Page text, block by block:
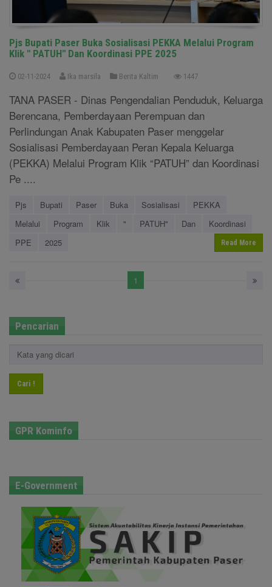
Pjs Bupati Paser Buka Sosialisasi PEKKA Melalui Program
Klik " PATUH" Dan Koordinasi PPE 2025
02-11-2024 Ika marsila Berita Kaltim 1447
TANA PASER - Dinas Pengendalian Penduduk, Keluarga
Berencana, Pemberdayaan Perempuan dan
Perlindungan Anak Kabupaten Paser menggelar
Sosialisasi Pemberdayaan Peran Kepala Keluarga
(PEKKA) Melalui Program Klik “PATUH” dan Koordinasi
Pe ....
Pjs Bupati Paser Buka Sosialisasi
PEKKA
Melalui
Program Klik " PATUH" Dan
Koordinasi
PPE
2025 Read More
1
Pencarian
Cari !
GPR Kominfo
E-Government